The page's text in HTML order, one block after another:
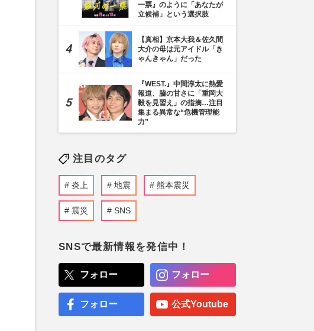
一票』のように「あなたが
立候補」という選択肢
【真相】京本大我＆佐久間
大介の母は元アイドル「き
ゃんきゃん」だった
『WEST.』中間淳太に熱愛
報道、脇の甘さに「重岡大
毅を見習え」の指摘…注目
集まる異常な“危機管理能
力”
注目のタグ
炎上 地震 熊本震災
震災 SNS
SNSで最新情報を発信中！
フォロー フォロー
フォロー 公式Youtube